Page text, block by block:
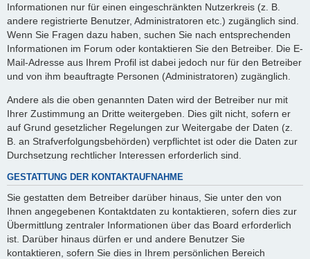
Informationen nur für einen eingeschränkten Nutzerkreis (z. B.
andere registrierte Benutzer, Administratoren etc.) zugänglich sind.
Wenn Sie Fragen dazu haben, suchen Sie nach entsprechenden
Informationen im Forum oder kontaktieren Sie den Betreiber. Die E-
Mail-Adresse aus Ihrem Profil ist dabei jedoch nur für den Betreiber
und von ihm beauftragte Personen (Administratoren) zugänglich.
Andere als die oben genannten Daten wird der Betreiber nur mit
Ihrer Zustimmung an Dritte weitergeben. Dies gilt nicht, sofern er
auf Grund gesetzlicher Regelungen zur Weitergabe der Daten (z.
B. an Strafverfolgungsbehörden) verpflichtet ist oder die Daten zur
Durchsetzung rechtlicher Interessen erforderlich sind.
GESTATTUNG DER KONTAKTAUFNAHME
Sie gestatten dem Betreiber darüber hinaus, Sie unter den von
Ihnen angegebenen Kontaktdaten zu kontaktieren, sofern dies zur
Übermittlung zentraler Informationen über das Board erforderlich
ist. Darüber hinaus dürfen er und andere Benutzer Sie
kontaktieren, sofern Sie dies in Ihrem persönlichen Bereich